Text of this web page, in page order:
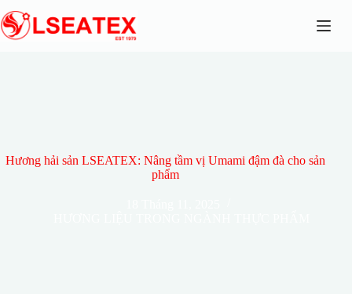
đến
phần
Hương hải sản LSEATEX: Nâng tầm vị Umami đậm đà cho sản
phẩm